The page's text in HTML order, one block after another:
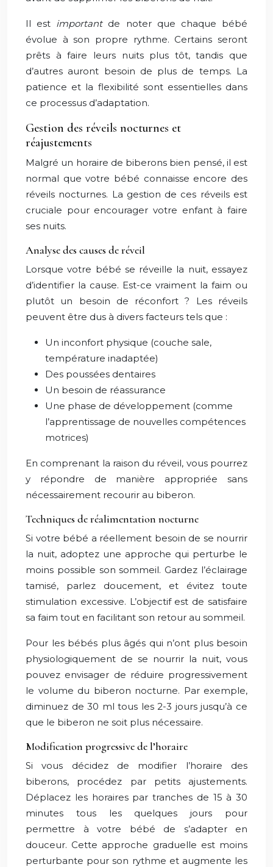
Il est important de noter que chaque bébé
évolue à son propre rythme. Certains seront
prêts à faire leurs nuits plus tôt, tandis que
d’autres auront besoin de plus de temps. La
patience et la flexibilité sont essentielles dans
ce processus d’adaptation.
Gestion des réveils nocturnes et
réajustements
Malgré un horaire de biberons bien pensé, il est
normal que votre bébé connaisse encore des
réveils nocturnes. La gestion de ces réveils est
cruciale pour encourager votre enfant à faire
ses nuits.
Analyse des causes de réveil
Lorsque votre bébé se réveille la nuit, essayez
d’identifier la cause. Est-ce vraiment la faim ou
plutôt un besoin de réconfort ? Les réveils
peuvent être dus à divers facteurs tels que :
Un inconfort physique (couche sale,
température inadaptée)
Des poussées dentaires
Un besoin de réassurance
Une phase de développement (comme
l’apprentissage de nouvelles compétences
motrices)
En comprenant la raison du réveil, vous pourrez
y répondre de manière appropriée sans
nécessairement recourir au biberon.
Techniques de réalimentation nocturne
Si votre bébé a réellement besoin de se nourrir
la nuit, adoptez une approche qui perturbe le
moins possible son sommeil. Gardez l’éclairage
tamisé, parlez doucement, et évitez toute
stimulation excessive. L’objectif est de satisfaire
sa faim tout en facilitant son retour au sommeil.
Pour les bébés plus âgés qui n’ont plus besoin
physiologiquement de se nourrir la nuit, vous
pouvez envisager de réduire progressivement
le volume du biberon nocturne. Par exemple,
diminuez de 30 ml tous les 2-3 jours jusqu’à ce
que le biberon ne soit plus nécessaire.
Modification progressive de l’horaire
Si vous décidez de modifier l’horaire des
biberons, procédez par petits ajustements.
Déplacez les horaires par tranches de 15 à 30
minutes tous les quelques jours pour
permettre à votre bébé de s’adapter en
douceur. Cette approche graduelle est moins
perturbante pour son rythme et augmente les